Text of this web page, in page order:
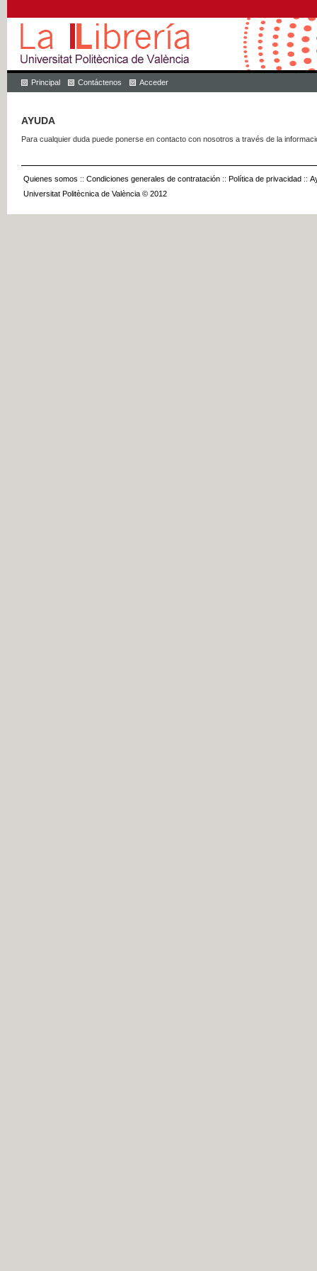
Principal Contáctenos Acceder
AYUDA
Para cualquier duda puede ponerse en contacto con nosotros a través de la
Quienes somos :: Condiciones generales de contratación :: Política de privacidad ::
Universitat Politècnica de València © 2012